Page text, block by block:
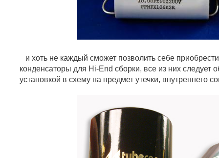
и хоть не каждый сможет позволить себе
конденсаторы для Hi-End сборки, все из них следует
установкой в схему на предмет утечки, внутреннего